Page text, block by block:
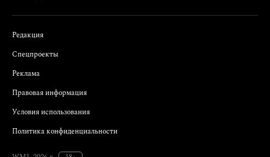
Редакция
Спецпроекты
Реклама
Правовая информация
Условия использования
Политика конфиденциальности